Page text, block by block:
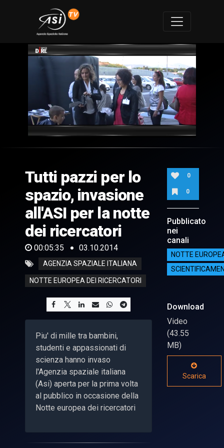
of
35
seconds
Tutti pazzi per lo
spazio, invasione
all'ASI per la notte
dei ricercatori
00:05:35 03.10.2014
AGENZIA SPAZIALE ITALIANA
NOTTE EUROPEA DEI RICERCATORI
Piu' di mille tra bambini,
studenti e appassionati di
scienza hanno invaso
l'Agenzia spaziale italiana
(Asi) aperta per la prima volta
al pubblico in occasione della
Notte europea dei ricercatori
0
0
Pubblicato
nei
canali
NOTTE
Download
Video
(43.55
MB)
Scarica